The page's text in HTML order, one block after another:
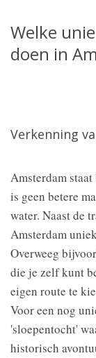
Welke
doen in
Verkenning
Amsterdam
is geen betere
water. Naast de
Amsterdam
Overweeg
die je zelf kunt
eigen route te
Voor een nog
'sloepentocht'
historisch